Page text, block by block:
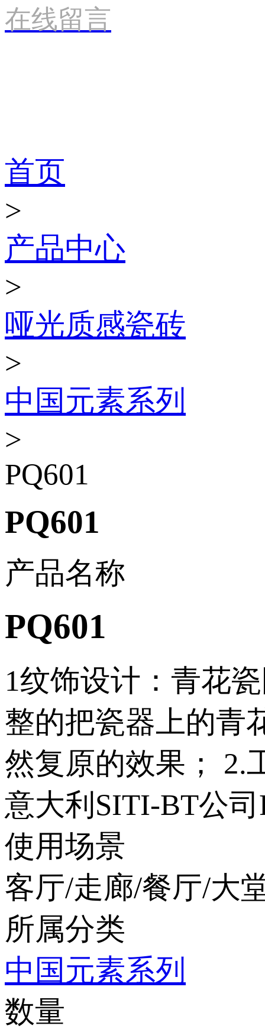
在线留言
首页
>
产品中心
>
哑光质感瓷砖
>
中国元素系列
>
PQ601
PQ601
产品名称
PQ601
1纹饰设计：青
整的把瓷器上的青
然复原的效果； 2.
意大利SITI-BT公司
使用场景
客厅/走廊/餐厅/大
所属分类
中国元素系列
数量